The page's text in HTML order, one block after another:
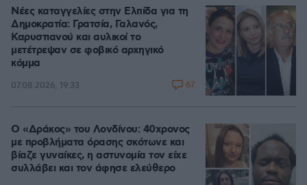
Νέες καταγγελίες στην Ελπίδα για τη
Δημοκρατία: Γρατσία, Γαλανός,
Καρυστιανού και αυλικοί το
μετέτρεψαν σε φοβικό αρχηγικό
κόμμα
07.08.2026, 19:33 67
Ο «Δράκος» του Λονδίνου: 40χρονος
με προβλήματα όρασης σκότωνε και
βίαζε γυναίκες, η αστυνομία τον είχε
συλλάβει και τον άφησε ελεύθερο